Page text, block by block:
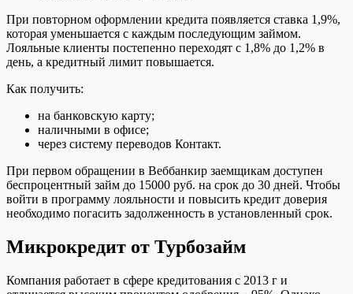
При повторном оформлении кредита появляется ставка 1,9%,
которая уменьшается с каждым последующим займом.
Лояльные клиенты постепенно переходят с 1,8% до 1,2% в
день, а кредитный лимит повышается.
Как получить:
на банковскую карту;
наличными в офисе;
через систему переводов Контакт.
При первом обращении в Веббанкир заемщикам доступен
беспроцентный займ до 15000 руб. на срок до 30 дней. Чтобы
войти в программу лояльности и повысить кредит доверия
необходимо погасить задолженность в установленный срок.
Микрокредит от Турбозайм
Компания работает в сфере кредитования с 2013 г и